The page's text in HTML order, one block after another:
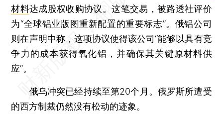
材料达成股权收购协议。这笔交易，被路透社评价
为“全球铝业版图重新配置的重要标志”。俄铝公司
则在声明中称，这项协议使得该公司“能够以具有竞
争力的成本获得氧化铝，并确保其关键原材料供
应”。
俄乌冲突已经持续至第20个月。俄罗斯所遭受
的西方制裁仍然没有松动的迹象。